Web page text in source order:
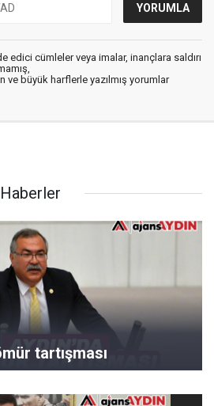
edici cümleler veya imalar, inançlara saldırı
ve büyük harflerle yazılmış yorumlar
tartışması